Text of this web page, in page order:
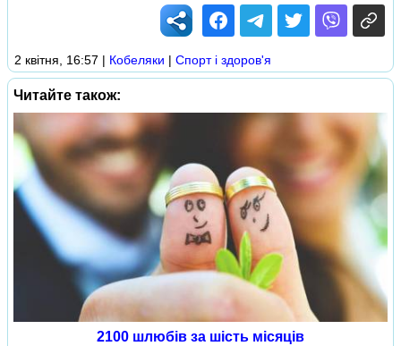
2 квітня, 16:57 | Кобеляки | Спорт і здоров'я
Читайте також:
2100 шлюбів за шість місяців